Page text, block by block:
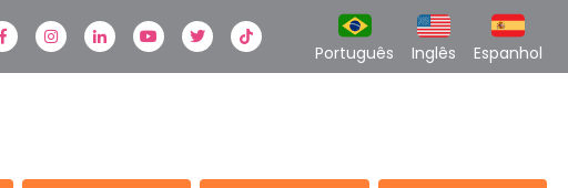
FacebookInstagramLinkedinYoutubeTwitterTikTok Português Inglês Espanhol